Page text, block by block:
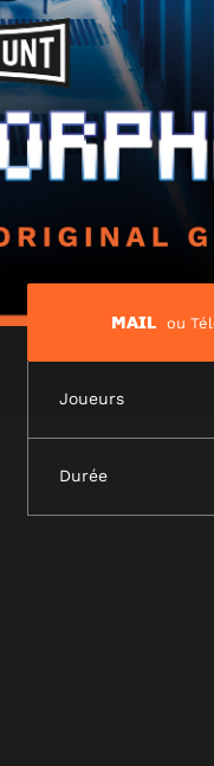
MAIL ou
Joueurs
Durée